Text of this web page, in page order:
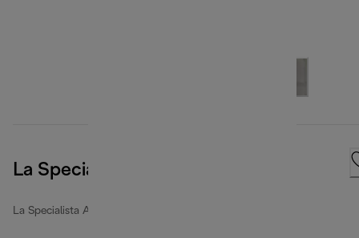
La Specialista Arte, Metal Black
La Specialista Arte